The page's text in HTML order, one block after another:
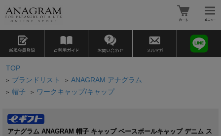
TOP
> ブランドリスト > ANAGRAM アナグラム
> 帽子 > ワークキャップ/キャップ
アナグラム ANAGRAM 帽子 キャップ ベースボールキャップ デニム ス